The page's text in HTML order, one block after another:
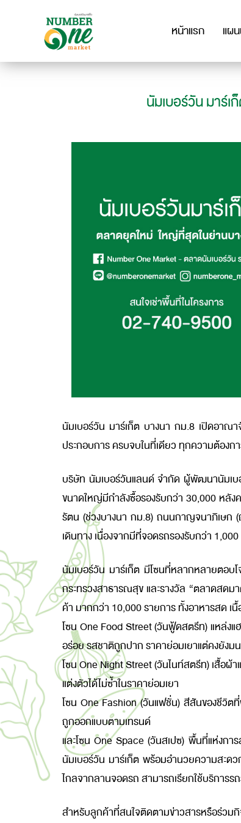
หน้าแรก แผ
นัมเบอร์วัน มาร์
นัมเบอร์วัน มาร์เก็ต บางนา กม.8 เปิดอาณ
ประกอบการ ครบจบในที่เดียว ทุกความต้องก
บริษัท นัมเบอร์วันแลนด์ จำกัด ผู้พัฒนานัมเบ
ขนาดใหญ่มีกำลังซื้อรองรับกว่า 30,000 หลัง
รัตน (ช่วงบางนา กม.8) ถนนกาญจนาภิเษก
เดินทาง เนื่องจากมีที่จอดรถรองรับกว่า
นัมเบอร์วัน มาร์เก็ต มีโซนที่หลากหลายตอ
กระทรวงสาธารณสุข และรางวัล “ตลาดสด
ค้า มากกว่า 10,000 รายการ ทั้งอาหารสด เ
โซนOne Food Street (วันฟู้ดสตรีท) แหล่งแ
อร่อย รสชาติถูกปาก ราคาย่อมเยาแต่คงยัง
โซนOne Night Street (วันไนท์สตรีท) เสื้อผ้
แต่งตัวได้ไม่ซ้ำในราคาย่อมเยา
โซน One Fashion (วันแฟชั่น) สีสันของชีวิต
ถูกออกแบบตามเทรนด์
และโซนOne Space (วันสเปซ) พื้นที่แห่งกา
นัมเบอร์วัน มาร์เก็ต พร้อมอำนวยความสะดว
ไกลจากลานจอดรถ สามารถเรียกใช้บริการ
สำหรับลูกค้าที่สนใจติดตามข่าวสารหรือร่ว